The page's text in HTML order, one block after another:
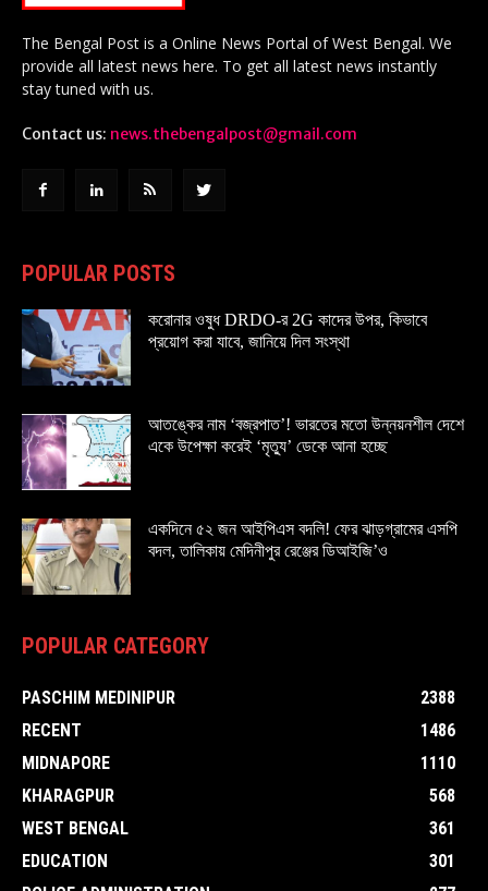
The Bengal Post is a Online News Portal of West Bengal. We
provide all latest news here. To get all latest news instantly
stay tuned with us.
Contact us: news.thebengalpost@gmail.com
POPULAR POSTS
করোনার ওষুধ DRDO-র 2G কাদের উপর, কিভাবে
প্রয়োগ করা যাবে, জানিয়ে দিল সংস্থা
আতঙ্কের নাম ‘বজ্রপাত’! ভারতের মতো উন্নয়নশীল দেশে
একে উপেক্ষা করেই ‘মৃত্যু’ ডেকে আনা হচ্ছে
একদিনে ৫২ জন আইপিএস বদলি! ফের ঝাড়গ্রামের এসপি
বদল, তালিকায় মেদিনীপুর রেঞ্জের ডিআইজি’ও
POPULAR CATEGORY
PASCHIM MEDINIPUR
2388
RECENT
1486
MIDNAPORE
1110
KHARAGPUR
568
WEST BENGAL
361
EDUCATION
301